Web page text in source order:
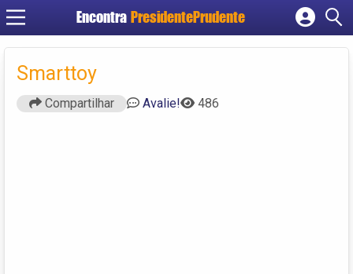
Encontra PresidentePrudente
Cadastrar empresa
Smarttoy
Compartilhar Avalie! 486